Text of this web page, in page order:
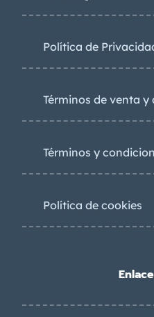
Política de
Términos de venta
Términos y
Política de cookies